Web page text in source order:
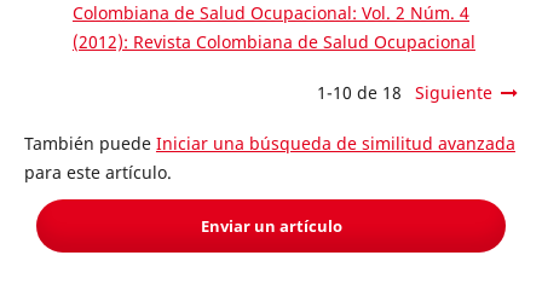
Colombiana de Salud Ocupacional: Vol. 2 Núm. 4
(2012): Revista Colombiana de Salud Ocupacional
1-10 de 18 Siguiente
También puede Iniciar una búsqueda de similitud avanzada
para este artículo.
Enviar un artículo